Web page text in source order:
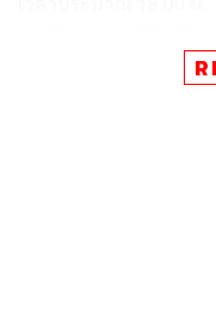
ญาติให้ข้อมูลว่า ปกติโ